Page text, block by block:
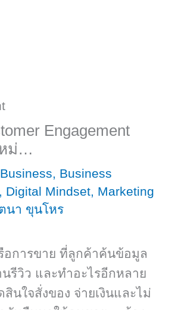
Engagement
ม่…
Business, Business
, Digital Mindset, Marketing
นา ขุนโหร
อการขาย ที่ลูกค้าค้นข้อมูล
นรีวิว และทำอะไรอีกหลาย
นใจสั่งของ จ่ายเงินและไม่